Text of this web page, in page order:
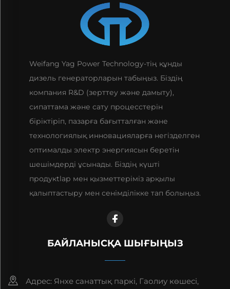
Weifang Yag Power Technology-тің құнды
дизель генераторларын табыңыз. Біздің
компания R&D (зерттеу және дамыту),
сипаттама және сату процесстерін
біріктіріп, пазарға бағытталған және
технологиялық инновацияларға негізделген
оптималды электр энергиясын беретін
шешімдерді ұсынады. Біздің күшті
продукtlар мен қызметтеріміз арқылы
қалыптастыру мен сенімділікке тап болыңыз.
БАЙЛАНЫСҚА ШЫҒЫҢЫЗ
Адрес: Янхе санаттық паркі, Гаолиу көшесі,